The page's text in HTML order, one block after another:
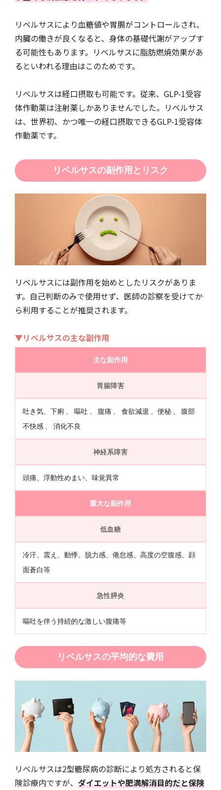
リベルサスにより血糖値や胃腸がコントロールされ、
内臓の働きが良くなると、身体の基礎代謝がアップす
る可能性もあります。リベルサスに脂肪燃焼効果があ
るといわれる理由はこのためです。
リベルサスは経口摂取も可能です。従来、GLP-1受容
体作動薬は注射薬しかありませんでした。リベルサス
は、世界初、かつ唯一の経口摂取できるGLP-1受容体
作動薬です。
リベルサスの副作用とリスク
リベルサスには副作用を始めとしたリスクがありま
す。自己判断のみで使用せず、医師の診察を受けてか
ら利用することが推奨されます。
▼リベルサスの主な副作用
主な副作用
胃腸障害
吐き気、下痢 、 嘔吐 、 腹痛 、 食欲減退 、便秘 、 腹部
不快感 、 消化不良
神経系障害
頭痛、浮動性めまい、味覚異常
重大な副作用
低血糖
冷汗、震え、動悸、脱力感、倦怠感、高度の空腹感、顔
面蒼白等
急性膵炎
嘔吐を伴う持続的な激しい腹痛等
リベルサスの平均的な費用
リベルサスは2型糖尿病の診断により処方されると保
険診療内ですが、 ダイエットや肥満解消目的だと保険